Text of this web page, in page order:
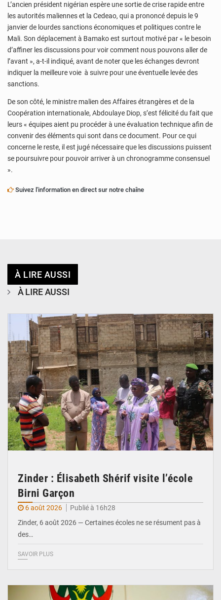
L’ancien président nigérian espère une sortie de crise rapide entre
les autorités maliennes et la Cedeao, qui a prononcé depuis le 9
janvier de lourdes sanctions économiques et politiques contre le
Mali. Son déplacement à Bamako est surtout motivé par « le besoin
d’affiner les discussions pour voir comment nous pouvons aller de
l’avant », a-t-il indiqué, avant de noter que les échanges devront
indiquer la meilleure voie à suivre pour une éventuelle levée des
sanctions.
De son côté, le ministre malien des Affaires étrangères et de la
Coopération internationale, Abdoulaye Diop, s’est félicité du fait que
leurs « équipes aient pu procéder à une évaluation technique afin de
convenir des éléments qui sont dans ce document. Pour ce qui
concerne le reste, il est jugé nécessaire que les discussions puissent
se poursuivre pour pouvoir arriver à un chronogramme consensuel
».
Suivez l'information en direct sur notre chaîne
À LIRE AUSSI
À LIRE AUSSI
Zinder : Élisabeth Shérif visite l’école
Birni Garçon
6 août 2026
Publié à 16h28
Zinder, 6 août 2026 — Certaines écoles ne se résument pas à
des…
SAVOIR PLUS